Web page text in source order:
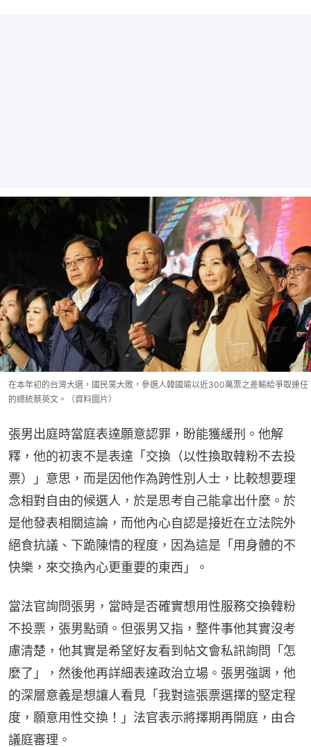
在本年初的台灣大選，國民黨大敗，參選人韓國瑜以近300萬票之差輸給爭取連任
的總統蔡英文。（資料圖片）
張男出庭時當庭表達願意認罪，盼能獲緩刑。他解
釋，他的初衷不是表達「交換（以性換取韓粉不去投
票）」意思，而是因他作為跨性別人士，比較想要理
念相對自由的候選人，於是思考自己能拿出什麼。於
是他發表相關這論，而他內心自認是接近在立法院外
絕食抗議、下跪陳情的程度，因為這是「用身體的不
快樂，來交換內心更重要的東西」。
當法官詢問張男，當時是否確實想用性服務交換韓粉
不投票，張男點頭。但張男又指，整件事他其實沒考
慮清楚，他其實是希望好友看到帖文會私訊詢問「怎
麼了」，然後他再詳細表達政治立場。張男強調，他
的深層意義是想讓人看見「我對這張票選擇的堅定程
度，願意用性交換！」法官表示將擇期再開庭，由合
議庭審理。